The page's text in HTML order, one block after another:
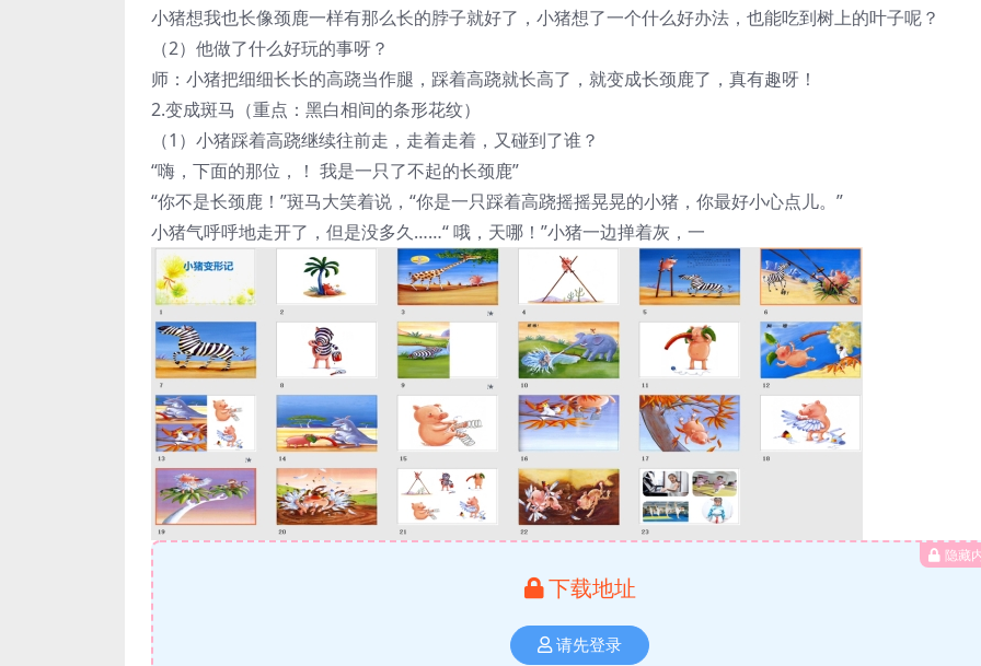
小猪想我也长像颈鹿一样有那么长的脖子就好了，小猪想了一个什么好办法，也能吃到树上的叶子呢？
（2）他做了什么好玩的事呀？
师：小猪把细细长长的高跷当作腿，踩着高跷就长高了，就变成长颈鹿了，真有趣呀！
2.变成斑马（重点：黑白相间的条形花纹）
（1）小猪踩着高跷继续往前走，走着走着，又碰到了谁？
“嗨，下面的那位，！ 我是一只了不起的长颈鹿”
“你不是长颈鹿！”斑马大笑着说，“你是一只踩着高跷摇摇晃晃的小猪，你最好小心点儿。”
小猪气呼呼地走开了，但是没多久……“ 哦，天哪！”小猪一边掸着灰，一
隐藏
下载地址
请先登录